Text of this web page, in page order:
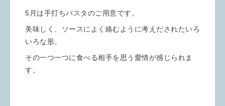
5月は手打ちパスタのご用意です。
美味しく、ソースによく絡むように考えだされたいろ
いろな形。
その一つ一つに食べる相手を思う愛情が感じられま
す。